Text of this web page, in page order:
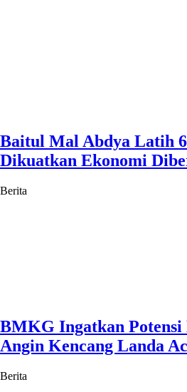
Baitul Mal Abdya Latih
Dikuatkan Ekonomi
Berita
BMKG Ingatkan
Angin Kencang Landa
Berita